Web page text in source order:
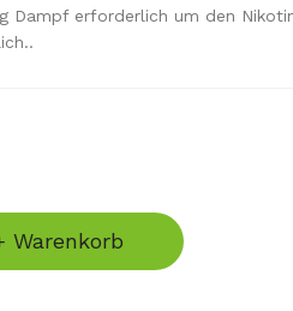
Dampf erforderlich um den
Warenkorb